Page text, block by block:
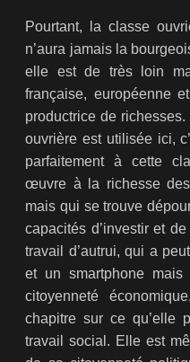
Pourtant, la classe
n’aura jamais la
elle est de très loin
française, européenne
productrice de
ouvrière est utilisée ici,
parfaitement à cette
œuvre à la richesse
mais qui se trouve
capacités d’investir et
travail d’autrui, qui a
et un smartphone
citoyenneté
chapitre sur ce qu’elle
travail social. Elle est